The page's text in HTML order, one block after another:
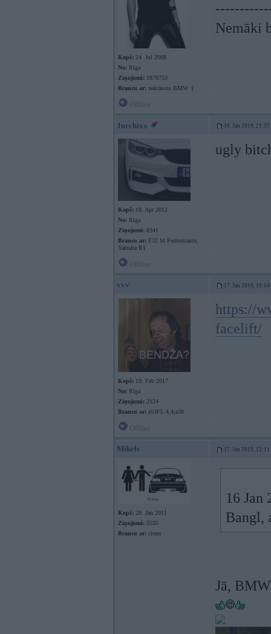
Kopš: 24. Jul 2008
No: Rīga
Ziņojumi: 1879753
Braucu ar: nekrāsotu BMW :(
Nemāki
Jurchixx 16. Jan 2019, 21:37
Kopš: 19. Apr 2012
No: Rīga
Ziņojumi: 8341
Braucu ar: F32 M Performance,
Yamaha R1
ugly
vvv 17. Jan 2019, 10:54
Kopš: 19. Feb 2017
No: Rīga
Ziņojumi: 2124
Braucu ar: e53FL 4,4;e38
https://
facelift/
Mikels 17. Jan 2019, 12:11
Kopš: 28. Jan 2011
Ziņojumi: 5535
Braucu ar: cieņu
16 Jan
Bangl,
Jā,